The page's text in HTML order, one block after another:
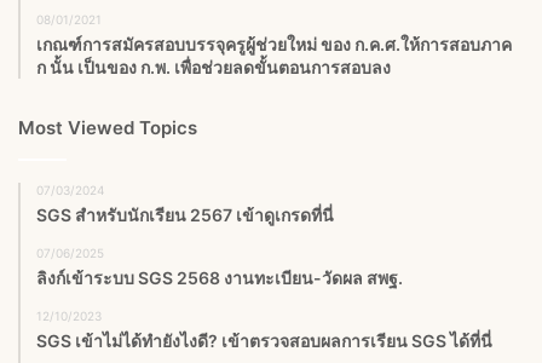
08/01/2021
เกณฑ์การสมัครสอบบรรจุครูผู้ช่วยใหม่ ของ ก.ค.ศ.ให้การสอบภาค
ก นั้น เป็นของ ก.พ. เพื่อช่วยลดขั้นตอนการสอบลง
Most Viewed Topics
07/03/2024
SGS สําหรับนักเรียน 2567 เข้าดูเกรดที่นี่
07/06/2025
ลิงก์เข้าระบบ SGS 2568 งานทะเบียน-วัดผล สพฐ.
12/10/2023
SGS เข้าไม่ได้ทำยังไงดี? เข้าตรวจสอบผลการเรียน SGS ได้ที่นี่